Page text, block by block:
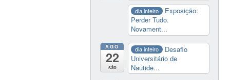
dia inteiro
Exposição:
Perder Tudo.
Novament...
AGO
22
sáb
dia inteiro
Desafio
Universitário de
Nautide...